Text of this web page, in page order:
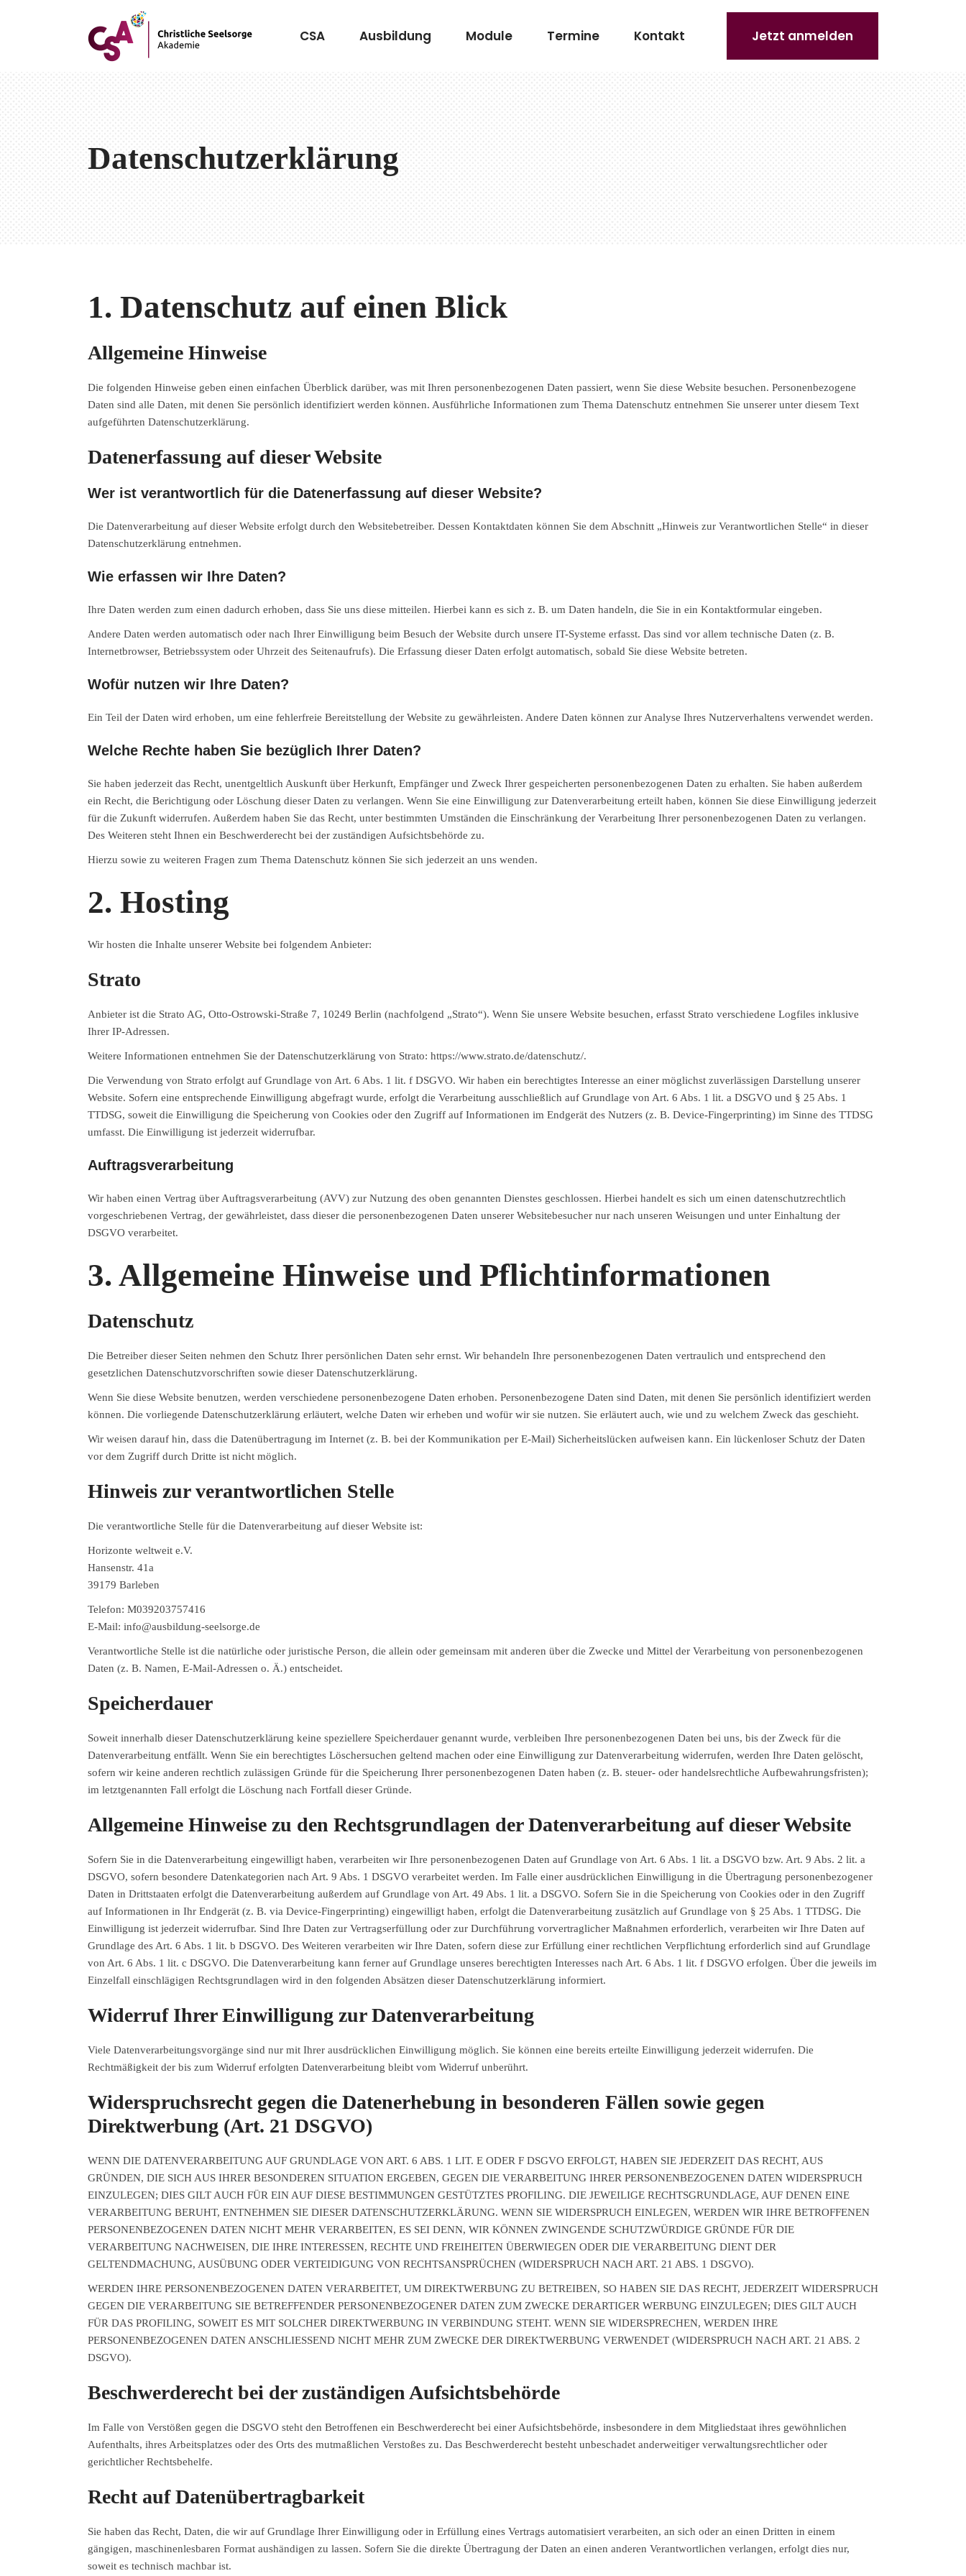
CSA Ausbildung Module Termine Kontakt Jetzt anmelden
Datenschutzerklärung
1. Datenschutz auf einen Blick
Allgemeine Hinweise
Die folgenden Hinweise geben einen einfachen Überblick darüber, was mit Ihren personenbezogenen Daten passiert, wenn Sie diese Website besuchen. Personenbezogene
Daten sind alle Daten, mit denen Sie persönlich identifiziert werden können. Ausführliche Informationen zum Thema Datenschutz entnehmen Sie unserer unter diesem Text
aufgeführten Datenschutzerklärung.
Datenerfassung auf dieser Website
Wer ist verantwortlich für die Datenerfassung auf dieser Website?
Die Datenverarbeitung auf dieser Website erfolgt durch den Websitebetreiber. Dessen Kontaktdaten können Sie dem Abschnitt „Hinweis zur Verantwortlichen Stelle“ in dieser
Datenschutzerklärung entnehmen.
Wie erfassen wir Ihre Daten?
Ihre Daten werden zum einen dadurch erhoben, dass Sie uns diese mitteilen. Hierbei kann es sich z. B. um Daten handeln, die Sie in ein Kontaktformular eingeben.
Andere Daten werden automatisch oder nach Ihrer Einwilligung beim Besuch der Website durch unsere IT-Systeme erfasst. Das sind vor allem technische Daten (z. B.
Internetbrowser, Betriebssystem oder Uhrzeit des Seitenaufrufs). Die Erfassung dieser Daten erfolgt automatisch, sobald Sie diese Website betreten.
Wofür nutzen wir Ihre Daten?
Ein Teil der Daten wird erhoben, um eine fehlerfreie Bereitstellung der Website zu gewährleisten. Andere Daten können zur Analyse Ihres Nutzerverhaltens verwendet werden.
Welche Rechte haben Sie bezüglich Ihrer Daten?
Sie haben jederzeit das Recht, unentgeltlich Auskunft über Herkunft, Empfänger und Zweck Ihrer gespeicherten personenbezogenen Daten zu erhalten. Sie haben außerdem
ein Recht, die Berichtigung oder Löschung dieser Daten zu verlangen. Wenn Sie eine Einwilligung zur Datenverarbeitung erteilt haben, können Sie diese Einwilligung jederzeit
für die Zukunft widerrufen. Außerdem haben Sie das Recht, unter bestimmten Umständen die Einschränkung der Verarbeitung Ihrer personenbezogenen Daten zu verlangen.
Des Weiteren steht Ihnen ein Beschwerderecht bei der zuständigen Aufsichtsbehörde zu.
Hierzu sowie zu weiteren Fragen zum Thema Datenschutz können Sie sich jederzeit an uns wenden.
2. Hosting
Wir hosten die Inhalte unserer Website bei folgendem Anbieter:
Strato
Anbieter ist die Strato AG, Otto-Ostrowski-Straße 7, 10249 Berlin (nachfolgend „Strato“). Wenn Sie unsere Website besuchen, erfasst Strato verschiedene Logfiles inklusive
Ihrer IP-Adressen.
Weitere Informationen entnehmen Sie der Datenschutzerklärung von Strato: https://www.strato.de/datenschutz/.
Die Verwendung von Strato erfolgt auf Grundlage von Art. 6 Abs. 1 lit. f DSGVO. Wir haben ein berechtigtes Interesse an einer möglichst zuverlässigen Darstellung unserer
Website. Sofern eine entsprechende Einwilligung abgefragt wurde, erfolgt die Verarbeitung ausschließlich auf Grundlage von Art. 6 Abs. 1 lit. a DSGVO und § 25 Abs. 1
TTDSG, soweit die Einwilligung die Speicherung von Cookies oder den Zugriff auf Informationen im Endgerät des Nutzers (z. B. Device-Fingerprinting) im Sinne des TTDSG
umfasst. Die Einwilligung ist jederzeit widerrufbar.
Auftragsverarbeitung
Wir haben einen Vertrag über Auftragsverarbeitung (AVV) zur Nutzung des oben genannten Dienstes geschlossen. Hierbei handelt es sich um einen datenschutzrechtlich
vorgeschriebenen Vertrag, der gewährleistet, dass dieser die personenbezogenen Daten unserer Websitebesucher nur nach unseren Weisungen und unter Einhaltung der
DSGVO verarbeitet.
3. Allgemeine Hinweise und Pflicht­informationen
Datenschutz
Die Betreiber dieser Seiten nehmen den Schutz Ihrer persönlichen Daten sehr ernst. Wir behandeln Ihre personenbezogenen Daten vertraulich und entsprechend den
gesetzlichen Datenschutzvorschriften sowie dieser Datenschutzerklärung.
Wenn Sie diese Website benutzen, werden verschiedene personenbezogene Daten erhoben. Personenbezogene Daten sind Daten, mit denen Sie persönlich identifiziert werden
können. Die vorliegende Datenschutzerklärung erläutert, welche Daten wir erheben und wofür wir sie nutzen. Sie erläutert auch, wie und zu welchem Zweck das geschieht.
Wir weisen darauf hin, dass die Datenübertragung im Internet (z. B. bei der Kommunikation per E-Mail) Sicherheitslücken aufweisen kann. Ein lückenloser Schutz der Daten
vor dem Zugriff durch Dritte ist nicht möglich.
Hinweis zur verantwortlichen Stelle
Die verantwortliche Stelle für die Datenverarbeitung auf dieser Website ist:
Horizonte weltweit e.V.
Hansenstr. 41a
39179 Barleben
Telefon: M039203757416
E-Mail: info@ausbildung-seelsorge.de
Verantwortliche Stelle ist die natürliche oder juristische Person, die allein oder gemeinsam mit anderen über die Zwecke und Mittel der Verarbeitung von personenbezogenen
Daten (z. B. Namen, E-Mail-Adressen o. Ä.) entscheidet.
Speicherdauer
Soweit innerhalb dieser Datenschutzerklärung keine speziellere Speicherdauer genannt wurde, verbleiben Ihre personenbezogenen Daten bei uns, bis der Zweck für die
Datenverarbeitung entfällt. Wenn Sie ein berechtigtes Löschersuchen geltend machen oder eine Einwilligung zur Datenverarbeitung widerrufen, werden Ihre Daten gelöscht,
sofern wir keine anderen rechtlich zulässigen Gründe für die Speicherung Ihrer personenbezogenen Daten haben (z. B. steuer- oder handelsrechtliche Aufbewahrungsfristen);
im letztgenannten Fall erfolgt die Löschung nach Fortfall dieser Gründe.
Allgemeine Hinweise zu den Rechtsgrundlagen der Datenverarbeitung auf dieser Website
Sofern Sie in die Datenverarbeitung eingewilligt haben, verarbeiten wir Ihre personenbezogenen Daten auf Grundlage von Art. 6 Abs. 1 lit. a DSGVO bzw. Art. 9 Abs. 2 lit. a
DSGVO, sofern besondere Datenkategorien nach Art. 9 Abs. 1 DSGVO verarbeitet werden. Im Falle einer ausdrücklichen Einwilligung in die Übertragung personenbezogener
Daten in Drittstaaten erfolgt die Datenverarbeitung außerdem auf Grundlage von Art. 49 Abs. 1 lit. a DSGVO. Sofern Sie in die Speicherung von Cookies oder in den Zugriff
auf Informationen in Ihr Endgerät (z. B. via Device-Fingerprinting) eingewilligt haben, erfolgt die Datenverarbeitung zusätzlich auf Grundlage von § 25 Abs. 1 TTDSG. Die
Einwilligung ist jederzeit widerrufbar. Sind Ihre Daten zur Vertragserfüllung oder zur Durchführung vorvertraglicher Maßnahmen erforderlich, verarbeiten wir Ihre Daten auf
Grundlage des Art. 6 Abs. 1 lit. b DSGVO. Des Weiteren verarbeiten wir Ihre Daten, sofern diese zur Erfüllung einer rechtlichen Verpflichtung erforderlich sind auf Grundlage
von Art. 6 Abs. 1 lit. c DSGVO. Die Datenverarbeitung kann ferner auf Grundlage unseres berechtigten Interesses nach Art. 6 Abs. 1 lit. f DSGVO erfolgen. Über die jeweils im
Einzelfall einschlägigen Rechtsgrundlagen wird in den folgenden Absätzen dieser Datenschutzerklärung informiert.
Widerruf Ihrer Einwilligung zur Datenverarbeitung
Viele Datenverarbeitungsvorgänge sind nur mit Ihrer ausdrücklichen Einwilligung möglich. Sie können eine bereits erteilte Einwilligung jederzeit widerrufen. Die
Rechtmäßigkeit der bis zum Widerruf erfolgten Datenverarbeitung bleibt vom Widerruf unberührt.
Widerspruchsrecht gegen die Datenerhebung in besonderen Fällen sowie gegen
Direktwerbung (Art. 21 DSGVO)
WENN DIE DATENVERARBEITUNG AUF GRUNDLAGE VON ART. 6 ABS. 1 LIT. E ODER F DSGVO ERFOLGT, HABEN SIE JEDERZEIT DAS RECHT, AUS
GRÜNDEN, DIE SICH AUS IHRER BESONDEREN SITUATION ERGEBEN, GEGEN DIE VERARBEITUNG IHRER PERSONENBEZOGENEN DATEN WIDERSPRUCH
EINZULEGEN; DIES GILT AUCH FÜR EIN AUF DIESE BESTIMMUNGEN GESTÜTZTES PROFILING. DIE JEWEILIGE RECHTSGRUNDLAGE, AUF DENEN EINE
VERARBEITUNG BERUHT, ENTNEHMEN SIE DIESER DATENSCHUTZERKLÄRUNG. WENN SIE WIDERSPRUCH EINLEGEN, WERDEN WIR IHRE BETROFFENEN
PERSONENBEZOGENEN DATEN NICHT MEHR VERARBEITEN, ES SEI DENN, WIR KÖNNEN ZWINGENDE SCHUTZWÜRDIGE GRÜNDE FÜR DIE
VERARBEITUNG NACHWEISEN, DIE IHRE INTERESSEN, RECHTE UND FREIHEITEN ÜBERWIEGEN ODER DIE VERARBEITUNG DIENT DER
GELTENDMACHUNG, AUSÜBUNG ODER VERTEIDIGUNG VON RECHTSANSPRÜCHEN (WIDERSPRUCH NACH ART. 21 ABS. 1 DSGVO).
WERDEN IHRE PERSONENBEZOGENEN DATEN VERARBEITET, UM DIREKTWERBUNG ZU BETREIBEN, SO HABEN SIE DAS RECHT, JEDERZEIT WIDERSPRUCH
GEGEN DIE VERARBEITUNG SIE BETREFFENDER PERSONENBEZOGENER DATEN ZUM ZWECKE DERARTIGER WERBUNG EINZULEGEN; DIES GILT AUCH
FÜR DAS PROFILING, SOWEIT ES MIT SOLCHER DIREKTWERBUNG IN VERBINDUNG STEHT. WENN SIE WIDERSPRECHEN, WERDEN IHRE
PERSONENBEZOGENEN DATEN ANSCHLIESSEND NICHT MEHR ZUM ZWECKE DER DIREKTWERBUNG VERWENDET (WIDERSPRUCH NACH ART. 21 ABS. 2
DSGVO).
Beschwerde­recht bei der zuständigen Aufsichts­behörde
Im Falle von Verstößen gegen die DSGVO steht den Betroffenen ein Beschwerderecht bei einer Aufsichtsbehörde, insbesondere in dem Mitgliedstaat ihres gewöhnlichen
Aufenthalts, ihres Arbeitsplatzes oder des Orts des mutmaßlichen Verstoßes zu. Das Beschwerderecht besteht unbeschadet anderweitiger verwaltungsrechtlicher oder
gerichtlicher Rechtsbehelfe.
Recht auf Daten­übertrag­barkeit
Sie haben das Recht, Daten, die wir auf Grundlage Ihrer Einwilligung oder in Erfüllung eines Vertrags automatisiert verarbeiten, an sich oder an einen Dritten in einem
gängigen, maschinenlesbaren Format aushändigen zu lassen. Sofern Sie die direkte Übertragung der Daten an einen anderen Verantwortlichen verlangen, erfolgt dies nur,
soweit es technisch machbar ist.